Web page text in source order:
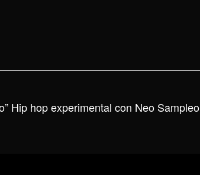
Hip hop experimental con Neo Sampleo